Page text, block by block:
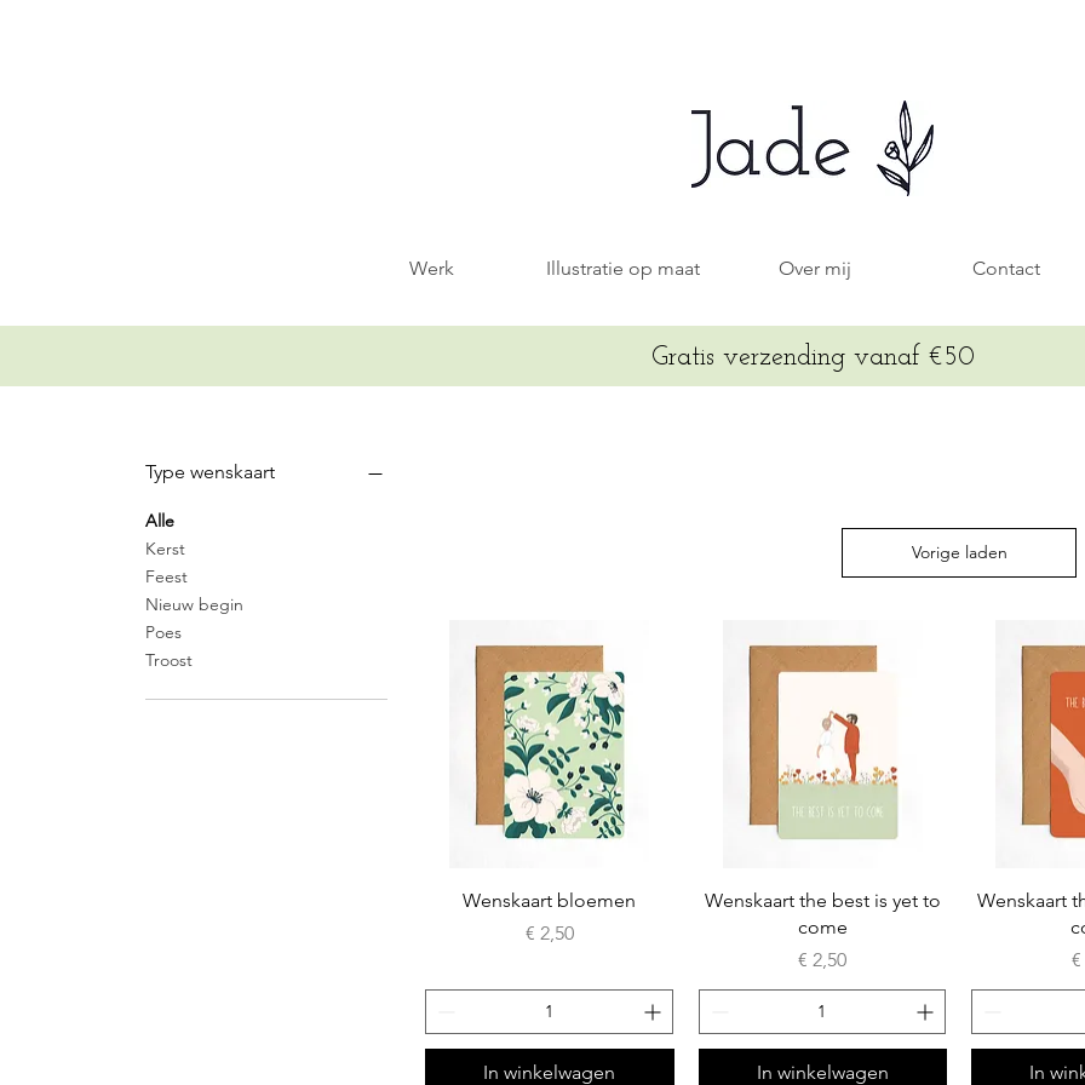
Werk Illustratie op maat Over mij Contact
Gratis verzending vanaf €50
Type wenskaart
Alle
Kerst
Feest
Nieuw begin
Poes
Troost
Vorige laden
Wenskaart bloemen
Prijs
€ 2,50
In winkelwagen
Wenskaart the best is yet to
come
Prijs
€ 2,50
In winkelwagen
Wenskaart
€
In